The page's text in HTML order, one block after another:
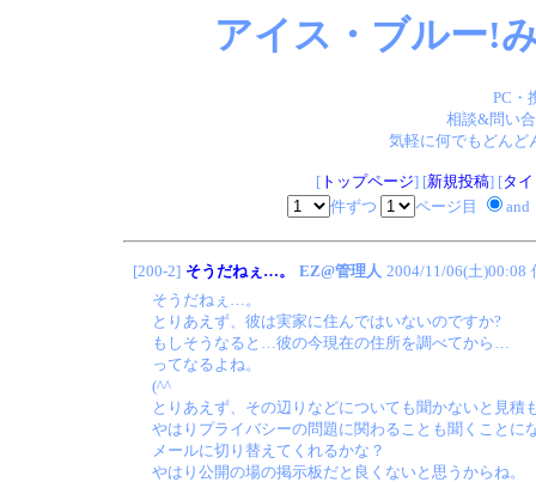
アイス・ブルー!
PC・
相談&問い
気軽に何でもどん
[トップページ] [新規投稿] [タ
件ずつ
ページ目 and
[200-2] そうだねぇ…。 EZ@管理人 2004/11/06(土)00:08
そうだねぇ…。
とりあえず、彼は実家に住んではいないのですか?
もしそうなると…彼の今現在の住所を調べてから…
ってなるよね。
(^^ゞ
とりあえず、その辺りなどについても聞かないと見積
やはりプライバシーの問題に関わることも聞くことに
メールに切り替えてくれるかな？
やはり公開の場の掲示板だと良くないと思うからね。